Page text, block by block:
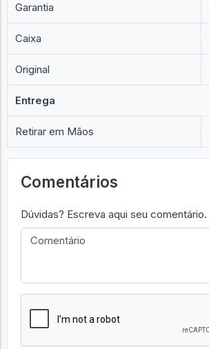
Garantia
Caixa
Original
Entrega
Retirar em Mãos
Comentários
Dúvidas? Escreva aqui seu comentário.